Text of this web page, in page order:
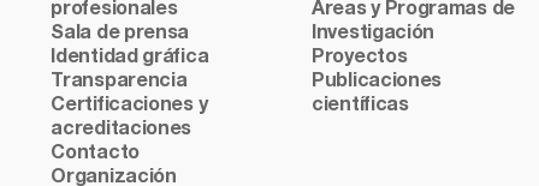
profesionales
Sala de prensa
Identidad gráfica
Transparencia
Certificaciones y
acreditaciones
Contacto
Organización
Áreas y Programas de
Investigación
Proyectos
Publicaciones
científicas